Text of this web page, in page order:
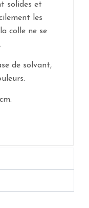
solides et
les
colle ne se
de solvant,